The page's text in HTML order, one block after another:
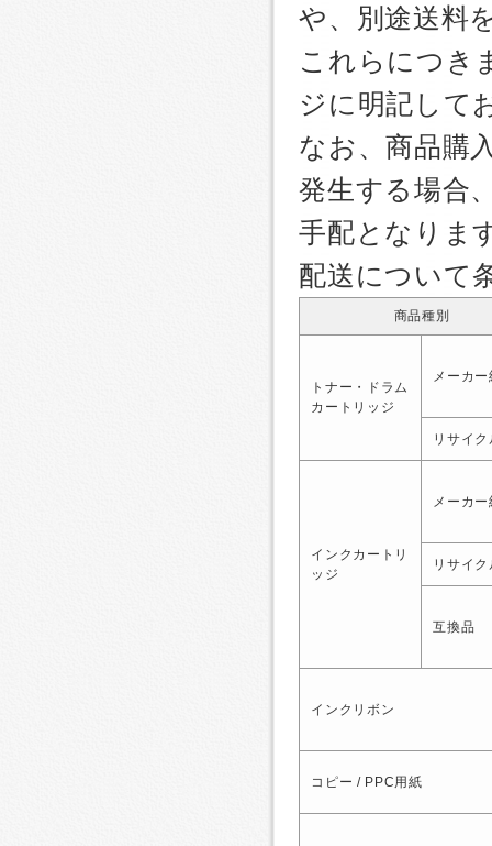
や、別途送料
これらにつき
ジに明記して
なお、商品購
発生する場合
手配となりま
配送について
商品種別
トナー・ドラム
カートリッジ
メーカ
リサイ
インクカートリ
ッジ
メーカ
リサイ
互換品
インクリボン
コピー / PPC用紙